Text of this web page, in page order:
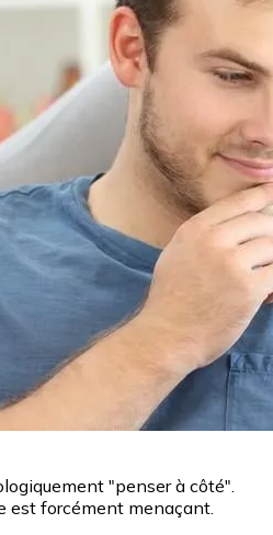
"penser à côté".
est forcément menaçant.